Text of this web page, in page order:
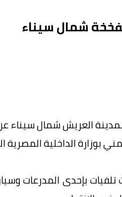
بوزارة الداخلية المصرية
تلفيات بإحدى المدرعات